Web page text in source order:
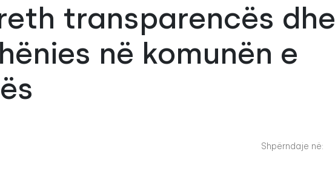
transparencës dhe
në komunën e
Shpërndaje në: